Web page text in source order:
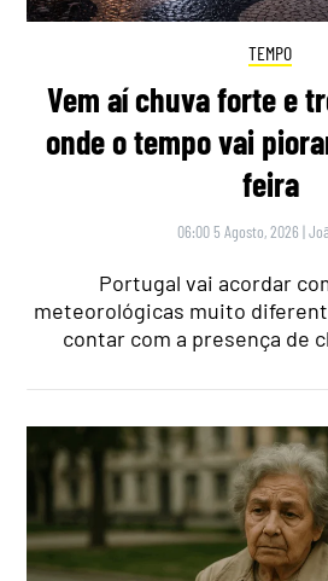
TEMPO
Vem aí chuva forte e
onde o tempo vai
feira
06:00 5 Agosto, 2026 |
Portugal vai acordar
meteorológicas muito
contar com a presença de